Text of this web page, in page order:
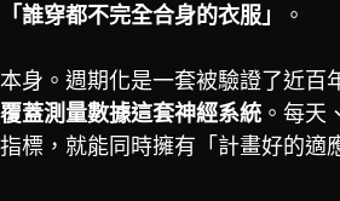
「誰穿都不完全合身的衣服」 。
身。週期化是一套被驗證了近百
蓋測量數據這套神經系統 。每天
標，就能同時擁有「計畫好的適